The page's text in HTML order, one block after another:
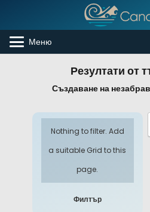
Меню
Резултати от
Създаване на
Nothing to filter. Add
a suitable Grid to this
page.
Филтър